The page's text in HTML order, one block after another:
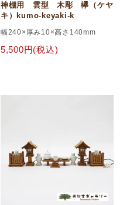
神棚用 雲型 木彫 欅（ケヤ
キ）kumo-keyaki-k
幅240×厚み10×高さ140mm
5,500円(税込)